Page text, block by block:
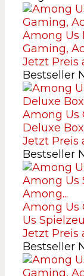
Among Us
Gaming,
Jetzt Preis
Bestseller
Among Us
Deluxe
Jetzt Preis
Bestseller
Among Us
Us
Jetzt Preis
Bestseller